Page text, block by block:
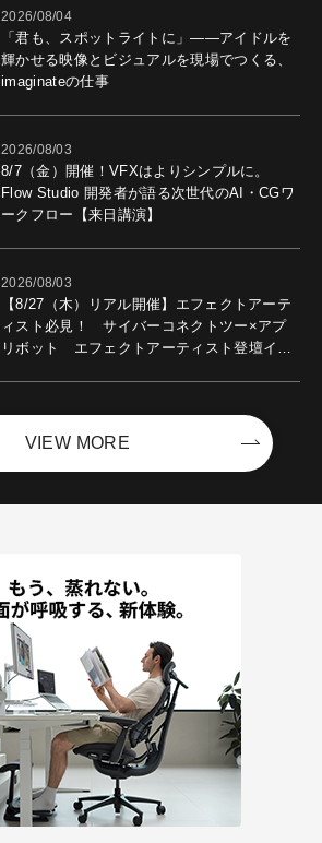
2026/08/04
「君も、スポットライトに」――アイドルを
輝かせる映像とビジュアルを現場でつくる、
imaginateの仕事
2026/08/03
8/7（金）開催！VFXはよりシンプルに。
Flow Studio 開発者が語る次世代のAI・CGワ
ークフロー【来日講演】
2026/08/03
【8/27（木）リアル開催】エフェクトアーテ
ィスト必見！ サイバーコネクトツー×アプ
リボット エフェクトアーティスト登壇イベ
VIEW MORE